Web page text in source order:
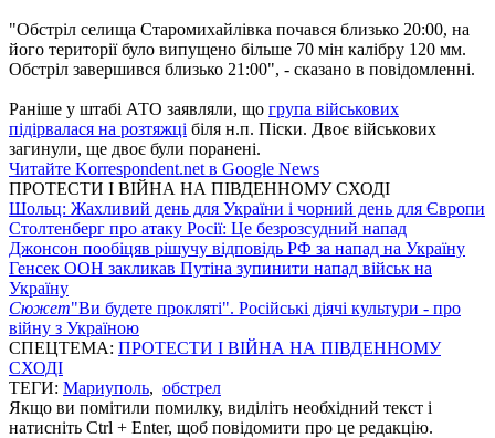
"Обстріл селища Старомихайлівка почався близько 20:00, на
його території було випущено більше 70 мін калібру 120 мм.
Обстріл завершився близько 21:00", - сказано в повідомленні.
Раніше у штабі АТО заявляли, що група військових
підірвалася на розтяжці біля н.п. Піски. Двоє військових
загинули, ще двоє були поранені.
Читайте Korrespondent.net в Google News
ПРОТЕСТИ І ВІЙНА НА ПІВДЕННОМУ СХОДІ
Шольц: Жахливий день для України і чорний день для Європи
Столтенберг про атаку Росії: Це безрозсудний напад
Джонсон пообіцяв рішучу відповідь РФ за напад на Україну
Генсек ООН закликав Путіна зупинити напад військ на
Україну
Сюжет"Ви будете прокляті". Російські діячі культури - про
війну з Україною
СПЕЦТЕМА: ПРОТЕСТИ І ВІЙНА НА ПІВДЕННОМУ
СХОДІ
ТЕГИ: Мариуполь, обстрел
Якщо ви помітили помилку, виділіть необхідний текст і
натисніть Ctrl + Enter, щоб повідомити про це редакцію.